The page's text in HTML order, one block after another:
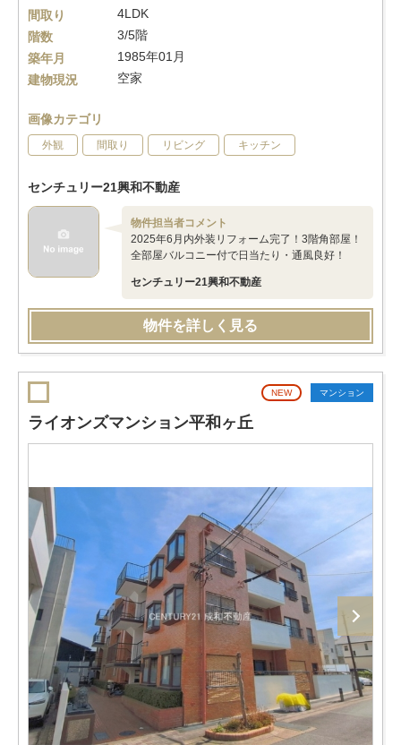
間取り
4LDK
階数
3/5階
築年月
1985年01月
建物現況
空家
画像カテゴリ
外観 間取り リビング キッチン
センチュリー21興和不動産
物件担当者コメント
2025年6月内外装リフォーム完了！3階角部屋！
全部屋バルコニー付で日当たり・通風良好！
センチュリー21興和不動産
物件を詳しく見る
NEW マンション
ライオンズマンション平和ヶ丘